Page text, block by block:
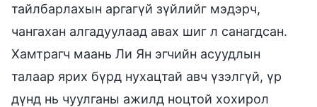
тайлбарлахын аргагүй зүйлийг мэдэрч,
чангахан алгадуулаад авах шиг л санагдсан.
Хамтрагч маань Ли Ян эгчийн асуудлын
талаар ярих бүрд нухацтай авч үзэлгүй, үр
дүнд нь чуулганы ажилд ноцтой хохирол